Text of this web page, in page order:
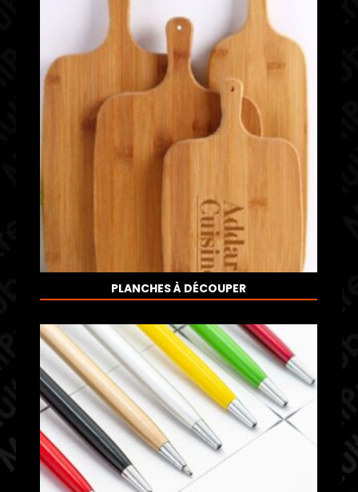
PLANCHES À DÉCOUPER